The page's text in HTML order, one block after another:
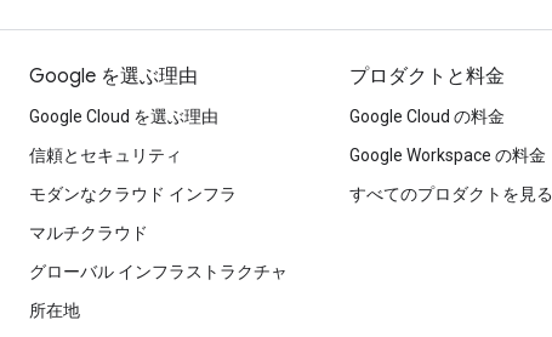
Google を選ぶ理由
Google Cloud を選ぶ理由
信頼とセキュリティ
モダンなクラウド インフラ
マルチクラウド
グローバル インフラストラクチャ
所在地
プロダクトと料金
Google Cloud の料金
Google Workspace の料金
すべてのプロダクトを見る